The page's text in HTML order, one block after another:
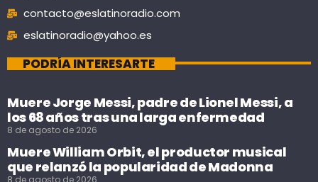
contacto@eslatinoradio.com
eslatinoradio@yahoo.es
PODRÍA INTERESARTE
Muere Jorge Messi, padre de Lionel Messi, a
los 68 años tras una larga enfermedad
8 de agosto de 2026
Muere William Orbit, el productor musical
que relanzó la popularidad de Madonna